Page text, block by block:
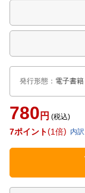
発行形態 ： 電子書籍
780 円 (税込)
7ポイント 1倍 内訳